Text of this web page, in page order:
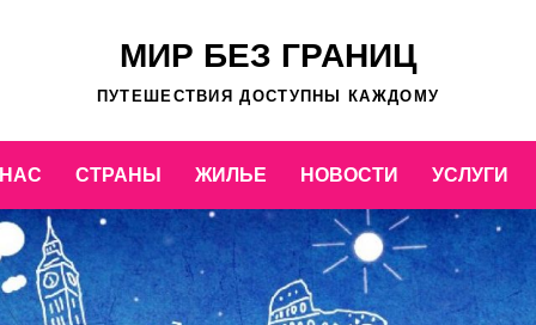
МИР БЕЗ ГРАНИЦ
ПУТЕШЕСТВИЯ ДОСТУПНЫ КАЖДОМУ
СТРАНЫ ЖИЛЬЕ НОВОСТИ УСЛУГИ